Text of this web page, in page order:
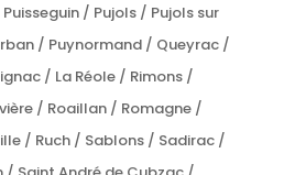
/ Pujols / Pujols sur
/ Puynormand / Queyrac /
/ La Réole / Rimons /
/ Roaillan / Romagne /
/ Ruch / Sablons / Sadirac /